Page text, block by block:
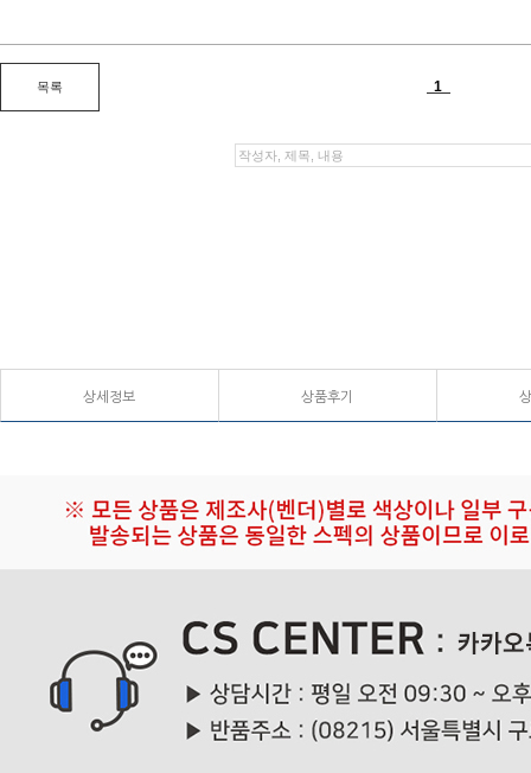
상세정보 상품후기